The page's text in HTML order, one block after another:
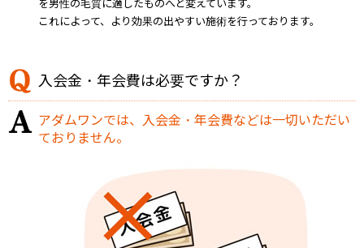
を男性の毛質に適したものへと変えています。
これによって、より効果の出やすい施術を行っております。
入会金・年会費は必要ですか？
アダムワンでは、入会金・年会費などは一切いただい
ておりません。